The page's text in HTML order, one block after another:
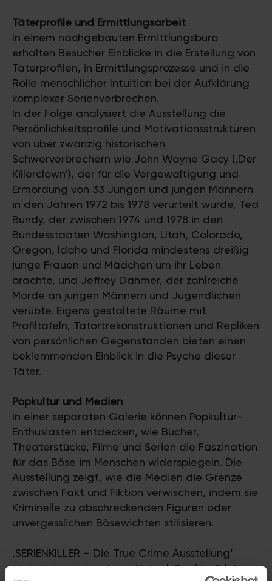
Täterprofile und Ermittlungsarbeit
In einem nachgebauten Ermittlungsbüro
erhalten Besucher Einblicke in die Erstellung von
Täterprofilen, in Ermittlungsprozesse und in die
Rolle menschlicher Intuition bei der Aufklärung
komplexer Serienverbrechen.
In der Folge analysiert die Ausstellung die
Persönlichkeitsprofile und Motivationsstrukturen
von über zwanzig historischen
Schwerverbrechern wie John Wayne Gacy (‚Der
Killerclown‘), der für die Vergewaltigung und
Ermordung von 33 Jungen und jungen Männern
in den Jahren 1972 bis 1978 verurteilt wurde, Ted
Bundy, der zwischen 1974 und 1978 in den
Bundesstaaten Washington, Utah, Colorado,
Oregon, Idaho und Florida mindestens dreißig
junge Frauen und Mädchen um ihr Leben
brachte, und Jeffrey Dahmer, der zahlreiche
Morde an jungen Männern und Jugendlichen
verübte. Eigens gestaltete Räume mit
Profiltafeln, Tatortrekonstruktionen und Repliken
von persönlichen Gegenständen bieten einen
beklemmenden Einblick in die Psyche dieser
Täter.
Popkultur und Medien
In einer separaten Galerie können Popkultur-
Enthusiasten entdecken, wie Bücher,
Theaterstücke, Filme und Serien die Faszination
für das Böse im Menschen widerspiegeln. Die
Ausstellung zeigt, wie die Medien die Grenze
zwischen Fakt und Fiktion verwischen, indem sie
Kriminelle zu abschreckenden Figuren oder
unvergesslichen Bösewichten stilisieren.
‚SERIENKILLER – Die True Crime Ausstellung‘
bietet ein einzigartiges Virtual-Reality-Erlebnis